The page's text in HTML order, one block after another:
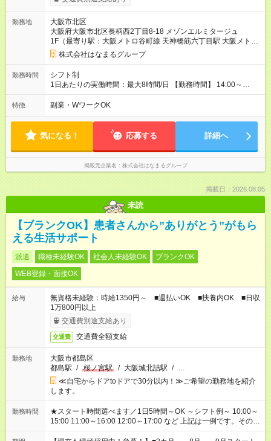
同じです。
勤務地
大阪市北区
大阪府大阪市北区長柄西2丁目8-18 メゾンエルミタージュ
1F（最寄り駅：大阪メトロ谷町線 天神橋筋六丁目駅 大阪メトロ
堺筋線 天神橋筋六丁目駅）
株式会社はなまるグループ
勤務時間
シフト制
1日あたりの実働時間：最大8時間/日 【勤務時間】 14:00～
19:00の間で1日4時間以上 週2日～週5日で相談OK 週20時間未
満での勤務となります。 午後からの勤務なので、午前中の予定
を毎月提出していただくため、ライフスタイルに合わせて働け
ます。
特徴 副業・WワークOK
気になる！ 応募する 詳細へ
掲載元企業名 株式会社はなまるグループ
掲載日：2026.08.05
未読
【ブランクOK】患者さんから”ありがとう”がもら
える生活サポート
派遣 職種未経験OK 社会人未経験OK
ブランクOK
WEB登録・面接OK
給与
無資格未経験：時給1350円～ ■週払いOK ■扶養内OK ■日収
1万800円以上
交通費別途支給あり
交通費 交通費全額支給
勤務地
大阪市都島区
都島駅 / 桜ノ宮駅 / 大阪城北詰駅 / …
≪自宅からドアtoドアで30分以内！≫ご希望の勤務地を紹介
します。
勤務時間
★スタート時間選べます／1日5時間～OK ～シフト例～ 10:00～
15:00 11:00～16:00 12:00～17:00 など 上記は一例です。その他
シフトもご相談ください。 ※Wワークの場合当社と合わせて法